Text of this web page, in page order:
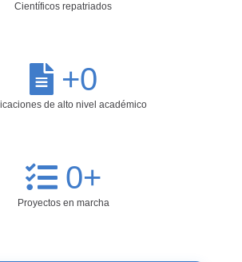
Científicos repatriados
+0
de alto nivel académico
0+
Proyectos en marcha